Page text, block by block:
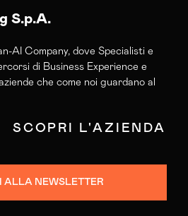
Gorizia
Marketing Gorizia
Gorizia
Gorizia
Advertising Gorizia
S.p.A.
AI Company, dove Specialisti e
di Business Experience e
che come noi guardano al
SCOPRI L'AZIENDA
ALLA NEWSLETTER